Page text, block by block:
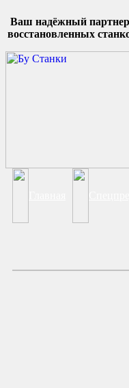
Ваш надёжный партнер
восстановленных